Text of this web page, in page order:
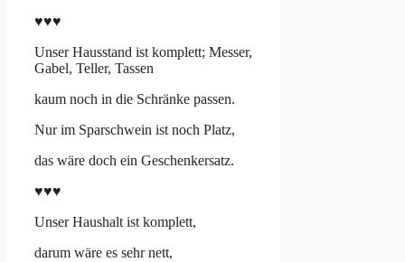
♥♥♥
Unser Hausstand ist komplett; Messer,
Gabel, Teller, Tassen
kaum noch in die Schränke passen.
Nur im Sparschwein ist noch Platz,
das wäre doch ein Geschenkersatz.
♥♥♥
Unser Haushalt ist komplett,
darum wäre es sehr nett,